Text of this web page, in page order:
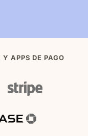
APPS DE PAGO